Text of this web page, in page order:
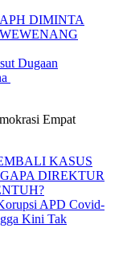
Dugaan
Empat
APD Covid-
Kini Tak